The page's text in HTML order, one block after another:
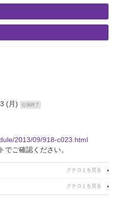
(月)
公演終了
2013/09/918-c023.html
ご確認ください。